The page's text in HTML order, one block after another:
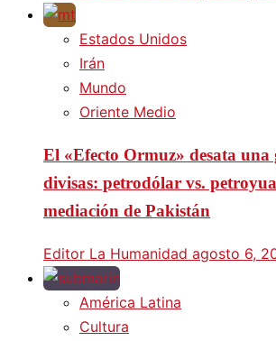
Estados Unidos
Irán
Mundo
Oriente Medio
El «Efecto Ormuz» desata una
divisas: petrodólar vs.
mediación de Pakistán
Editor La Humanidad agosto 6,
América Latina
Cultura